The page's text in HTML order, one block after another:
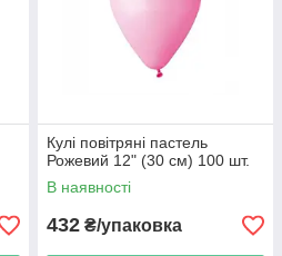
Кулі повітряні пастель
Рожевий 12" (30 см) 100 шт.
В наявності
432 ₴/упаковка